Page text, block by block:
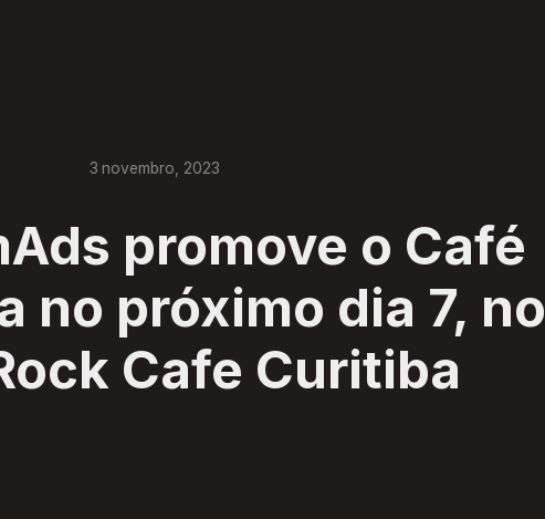
3 novembro 2023
promove o Café
no próximo dia 7, no
Cafe Curitiba